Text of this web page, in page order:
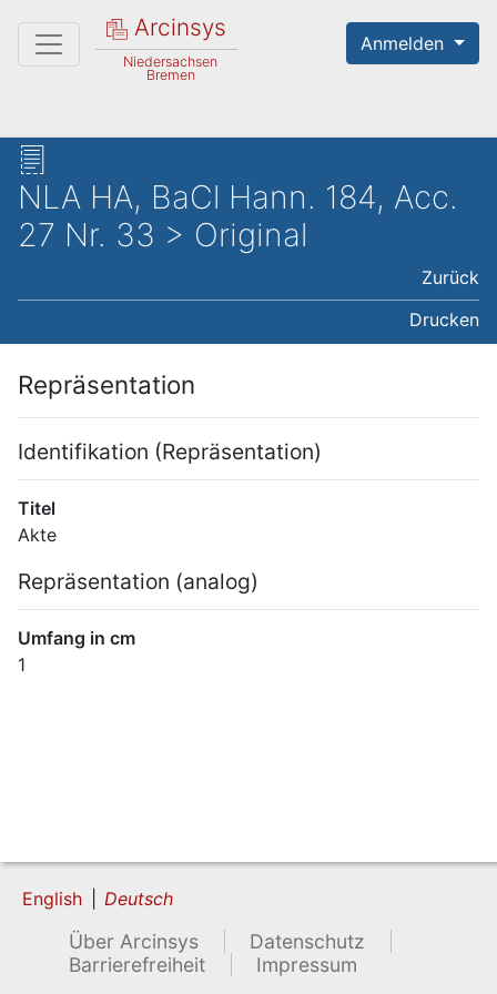
Arcinsys
Niedersachsen
Bremen
Anmelden
NLA HA, BaCl Hann. 184, Acc.
27 Nr. 33 > Original
Zurück
Drucken
Repräsentation
Identifikation (Repräsentation)
Titel
Akte
Repräsentation (analog)
Umfang in cm
1
English Deutsch
Über Arcinsys
Datenschutz
Barrierefreiheit
Impressum